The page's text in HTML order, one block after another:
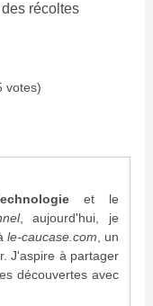
récoltes
votes)
et le
, aujourd'hui, je
le-caucase.com , un
J'aspire à partager
découvertes avec